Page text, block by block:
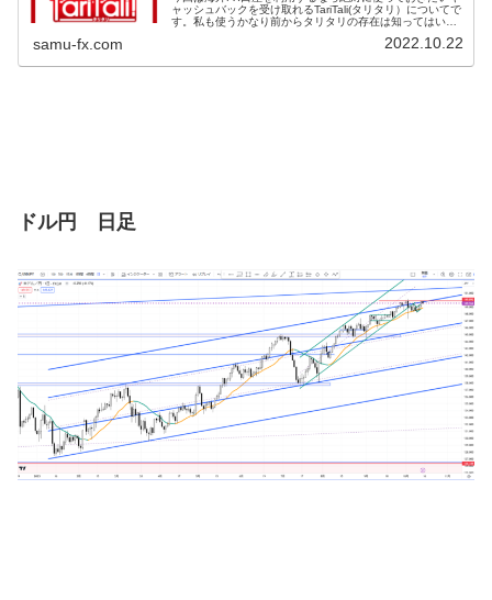
ャッシュバックを受け取れるTariTali(タリタリ）についてで
す。私も使うかなり前からタリタリの存在は知ってはいた
samu-fx.com 2022.10.22
ドル円 日足